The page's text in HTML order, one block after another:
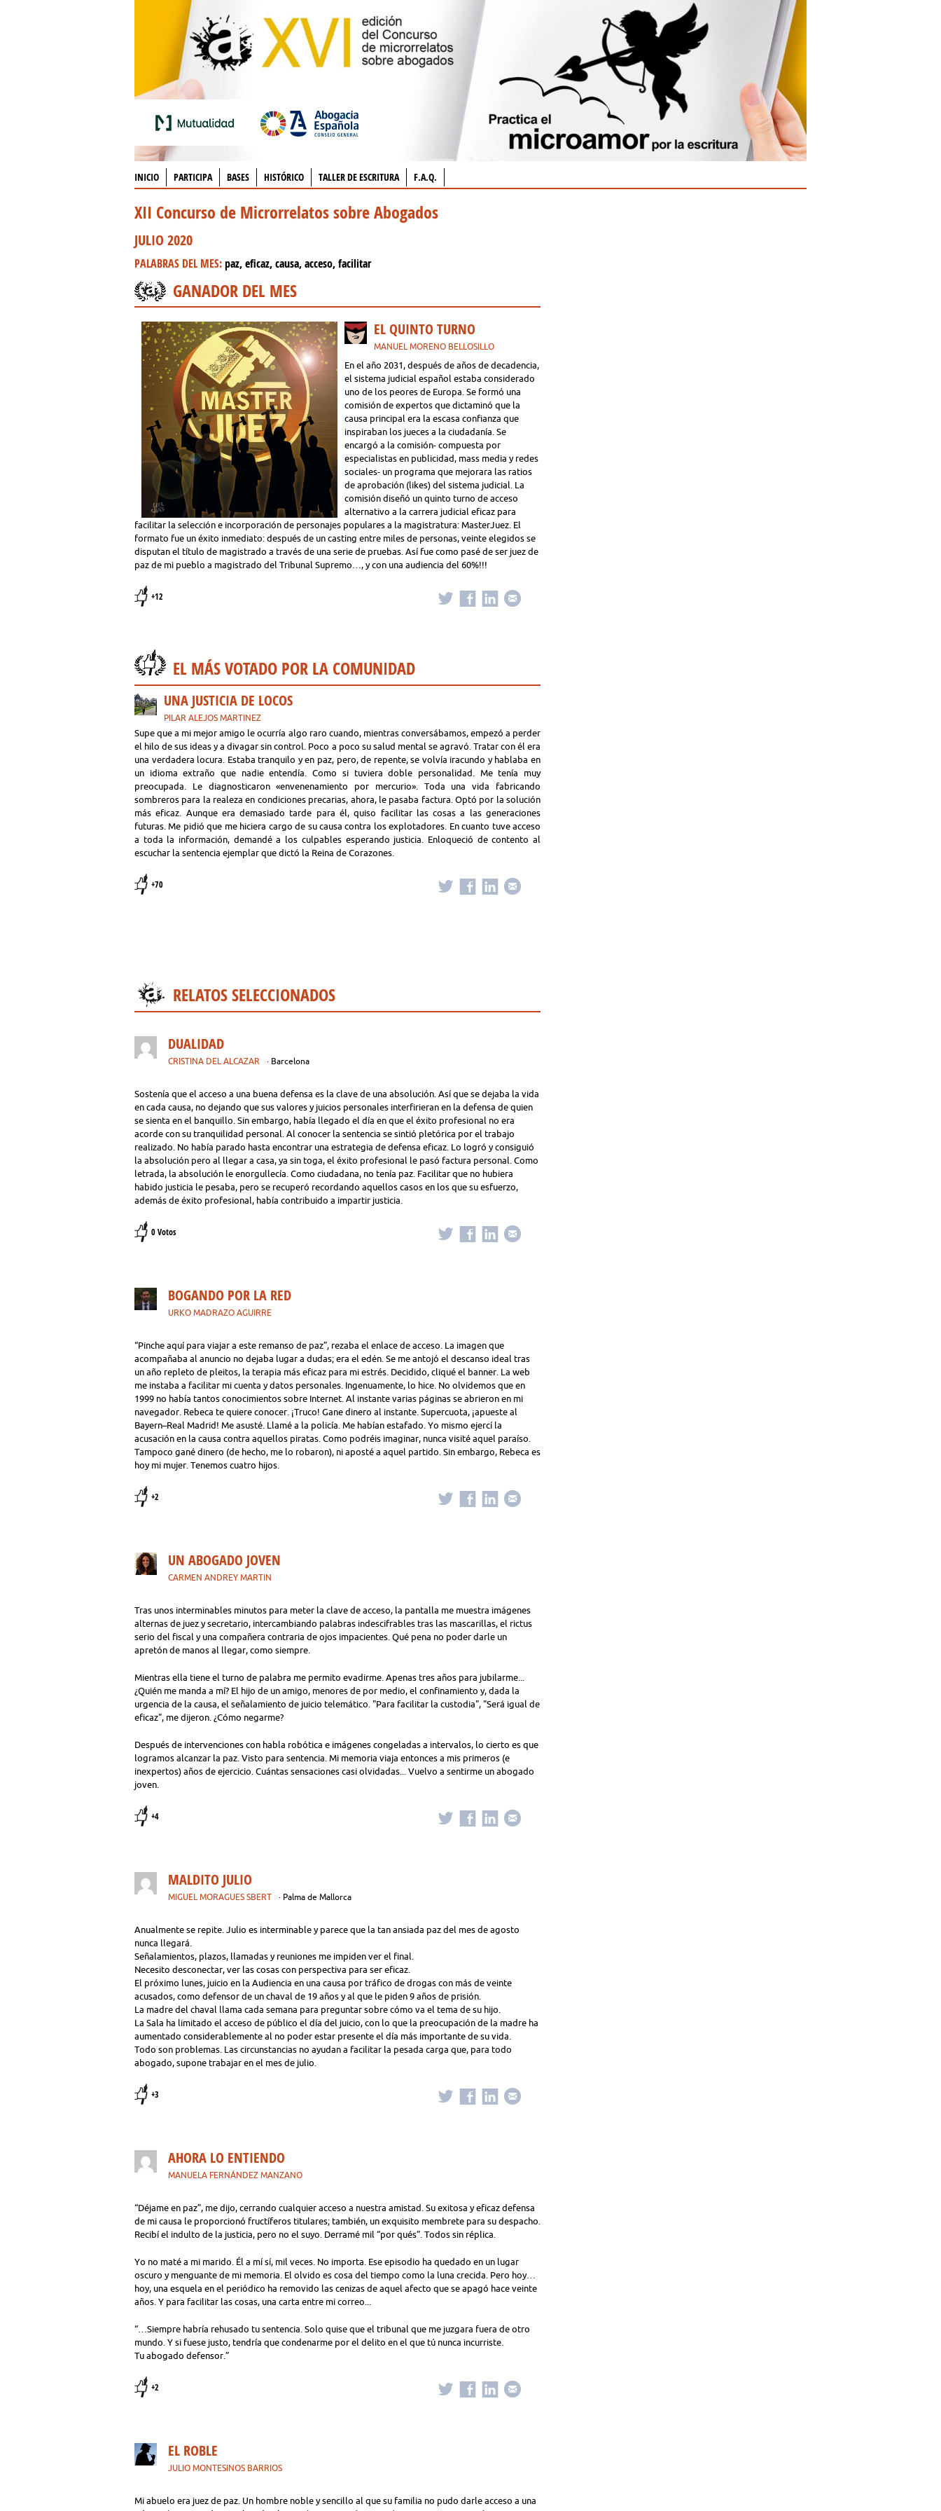
INICIO PARTICIPA BASES HISTÓRICO TALLER DE ESCRITURA F.A.Q.
XII Concurso de Microrrelatos sobre Abogados
JULIO 2020
PALABRAS DEL MES:paz, eficaz, causa, acceso, facilitar
GANADOR DEL MES
EL QUINTO TURNO
MANUEL MORENO BELLOSILLO
En el año 2031, después de años de decadencia,
el sistema judicial español estaba considerado
uno de los peores de Europa. Se formó una
comisión de expertos que dictaminó que la
causa principal era la escasa confianza que
inspiraban los jueces a la ciudadanía. Se
encargó a la comisión- compuesta por
especialistas en publicidad, mass media y redes
sociales- un programa que mejorara las ratios
de aprobación (likes) del sistema judicial. La
comisión diseñó un quinto turno de acceso
alternativo a la carrera judicial eficaz para
facilitar la selección e incorporación de personajes populares a la magistratura: MasterJuez. El
formato fue un éxito inmediato: después de un casting entre miles de personas, veinte elegidos se
disputan el título de magistrado a través de una serie de pruebas. Así fue como pasé de ser juez de
paz de mi pueblo a magistrado del Tribunal Supremo…, y con una audiencia del 60%!!!
+12
EL MÁS VOTADO POR LA COMUNIDAD
UNA JUSTICIA DE LOCOS
PILAR ALEJOS MARTINEZ
Supe que a mi mejor amigo le ocurría algo raro cuando, mientras conversábamos, empezó a perder
el hilo de sus ideas y a divagar sin control. Poco a poco su salud mental se agravó. Tratar con él era
una verdadera locura. Estaba tranquilo y en paz, pero, de repente, se volvía iracundo y hablaba en
un idioma extraño que nadie entendía. Como si tuviera doble personalidad. Me tenía muy
preocupada. Le diagnosticaron «envenenamiento por mercurio». Toda una vida fabricando
sombreros para la realeza en condiciones precarias, ahora, le pasaba factura. Optó por la solución
más eficaz. Aunque era demasiado tarde para él, quiso facilitar las cosas a las generaciones
futuras. Me pidió que me hiciera cargo de su causa contra los explotadores. En cuanto tuve acceso
a toda la información, demandé a los culpables esperando justicia. Enloqueció de contento al
escuchar la sentencia ejemplar que dictó la Reina de Corazones.
+70
RELATOS SELECCIONADOS
DUALIDAD
CRISTINA DEL ALCAZAR · Barcelona
Sostenía que el acceso a una buena defensa es la clave de una absolución. Así que se dejaba la vida
en cada causa, no dejando que sus valores y juicios personales interfirieran en la defensa de quien
se sienta en el banquillo. Sin embargo, había llegado el día en que el éxito profesional no era
acorde con su tranquilidad personal. Al conocer la sentencia se sintió pletórica por el trabajo
realizado. No había parado hasta encontrar una estrategia de defensa eficaz. Lo logró y consiguió
la absolución pero al llegar a casa, ya sin toga, el éxito profesional le pasó factura personal. Como
letrada, la absolución le enorgullecía. Como ciudadana, no tenía paz. Facilitar que no hubiera
habido justicia le pesaba, pero se recuperó recordando aquellos casos en los que su esfuerzo,
además de éxito profesional, había contribuido a impartir justicia.
0 Votos
BOGANDO POR LA RED
URKO MADRAZO AGUIRRE
“Pinche aquí para viajar a este remanso de paz”, rezaba el enlace de acceso. La imagen que
acompañaba al anuncio no dejaba lugar a dudas; era el edén. Se me antojó el descanso ideal tras
un año repleto de pleitos, la terapia más eficaz para mi estrés. Decidido, cliqué el banner. La web
me instaba a facilitar mi cuenta y datos personales. Ingenuamente, lo hice. No olvidemos que en
1999 no había tantos conocimientos sobre Internet. Al instante varias páginas se abrieron en mi
navegador. Rebeca te quiere conocer. ¡Truco! Gane dinero al instante. Supercuota, ¡apueste al
Bayern–Real Madrid! Me asusté. Llamé a la policía. Me habían estafado. Yo mismo ejercí la
acusación en la causa contra aquellos piratas. Como podréis imaginar, nunca visité aquel paraíso.
Tampoco gané dinero (de hecho, me lo robaron), ni aposté a aquel partido. Sin embargo, Rebeca es
hoy mi mujer. Tenemos cuatro hijos.
+2
UN ABOGADO JOVEN
CARMEN ANDREY MARTIN
Tras unos interminables minutos para meter la clave de acceso, la pantalla me muestra imágenes
alternas de juez y secretario, intercambiando palabras indescifrables tras las mascarillas, el rictus
serio del fiscal y una compañera contraria de ojos impacientes. Qué pena no poder darle un
apretón de manos al llegar, como siempre.
Mientras ella tiene el turno de palabra me permito evadirme. Apenas tres años para jubilarme...
¿Quién me manda a mí? El hijo de un amigo, menores de por medio, el confinamiento y, dada la
urgencia de la causa, el señalamiento de juicio telemático. "Para facilitar la custodia", "Será igual de
eficaz", me dijeron. ¿Cómo negarme?
Después de intervenciones con habla robótica e imágenes congeladas a intervalos, lo cierto es que
logramos alcanzar la paz. Visto para sentencia. Mi memoria viaja entonces a mis primeros (e
inexpertos) años de ejercicio. Cuántas sensaciones casi olvidadas... Vuelvo a sentirme un abogado
joven.
+4
MALDITO JULIO
MIGUEL MORAGUES SBERT · Palma de Mallorca
Anualmente se repite. Julio es interminable y parece que la tan ansiada paz del mes de agosto
nunca llegará.
Señalamientos, plazos, llamadas y reuniones me impiden ver el final.
Necesito desconectar, ver las cosas con perspectiva para ser eficaz.
El próximo lunes, juicio en la Audiencia en una causa por tráfico de drogas con más de veinte
acusados, como defensor de un chaval de 19 años y al que le piden 9 años de prisión.
La madre del chaval llama cada semana para preguntar sobre cómo va el tema de su hijo.
La Sala ha limitado el acceso de público el día del juicio, con lo que la preocupación de la madre ha
aumentado considerablemente al no poder estar presente el día más importante de su vida.
Todo son problemas. Las circunstancias no ayudan a facilitar la pesada carga que, para todo
abogado, supone trabajar en el mes de julio.
+3
AHORA LO ENTIENDO
MANUELA FERNÁNDEZ MANZANO
“Déjame en paz”, me dijo, cerrando cualquier acceso a nuestra amistad. Su exitosa y eficaz defensa
de mi causa le proporcionó fructíferos titulares; también, un exquisito membrete para su despacho.
Recibí el indulto de la justicia, pero no el suyo. Derramé mil “por qués”. Todos sin réplica.
Yo no maté a mi marido. Él a mí sí, mil veces. No importa. Ese episodio ha quedado en un lugar
oscuro y menguante de mi memoria. El olvido es cosa del tiempo como la luna crecida. Pero hoy…
hoy, una esquela en el periódico ha removido las cenizas de aquel afecto que se apagó hace veinte
años. Y para facilitar las cosas, una carta entre mi correo...
“…Siempre habría rehusado tu sentencia. Solo quise que el tribunal que me juzgara fuera de otro
mundo. Y si fuese justo, tendría que condenarme por el delito en el que tú nunca incurriste.
Tu abogado defensor.”
+2
EL ROBLE
JULIO MONTESINOS BARRIOS
Mi abuelo era juez de paz. Un hombre noble y sencillo al que su familia no pudo darle acceso a una